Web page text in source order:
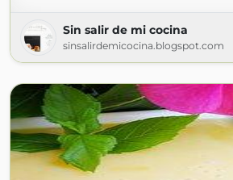
Sin salir de mi cocina
sinsalirdemicocina.blogspot.com